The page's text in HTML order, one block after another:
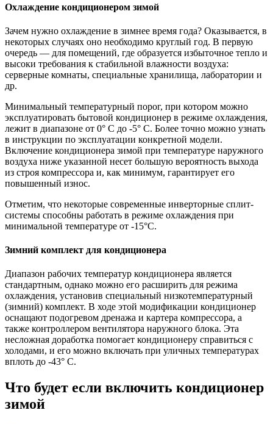
Охлаждение кондиционером зимой
Зачем нужно охлаждение в зимнее время года? Оказывается, в
некоторых случаях оно необходимо круглый год. В первую
очередь — для помещений, где образуется избыточное тепло и
высоки требования к стабильной влажности воздуха:
серверные комнаты, специальные хранилища, лаборатории и
др.
Минимальный температурный порог, при котором можно
эксплуатировать бытовой кондиционер в режиме охлаждения,
лежит в диапазоне от 0° С до -5° С. Более точно можно узнать
в инструкции по эксплуатации конкретной модели.
Включение кондиционера зимой при температуре наружного
воздуха ниже указанной несет большую вероятность выхода
из строя компрессора и, как минимум, гарантирует его
повышенный износ.
Отметим, что некоторые современные инверторные сплит-
системы способны работать в режиме охлаждения при
минимальной температуре от -15°С.
Зимний комплект для кондиционера
Диапазон рабочих температур кондиционера является
стандартным, однако можно его расширить для режима
охлаждения, установив специальный низкотемпературный
(зимний) комплект. В ходе этой модификации кондиционер
оснащают подогревом дренажа и картера компрессора, а
также контроллером вентилятора наружного блока. Эта
несложная доработка помогает кондиционеру справиться с
холодами, и его можно включать при уличных температурах
вплоть до -43° С.
Что будет если включить кондиционер
зимой